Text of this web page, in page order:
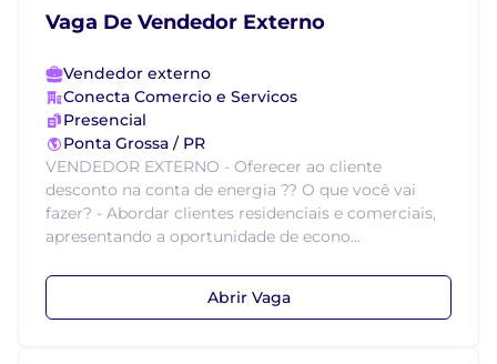
Vaga De Vendedor Externo
Vendedor externo
Conecta Comercio e Servicos
Presencial
Ponta Grossa / PR
VENDEDOR EXTERNO - Oferecer ao cliente
desconto na conta de energia ?? O que você vai
fazer? - Abordar clientes residenciais e comerciais,
apresentando a oportunidade de econo...
Abrir Vaga